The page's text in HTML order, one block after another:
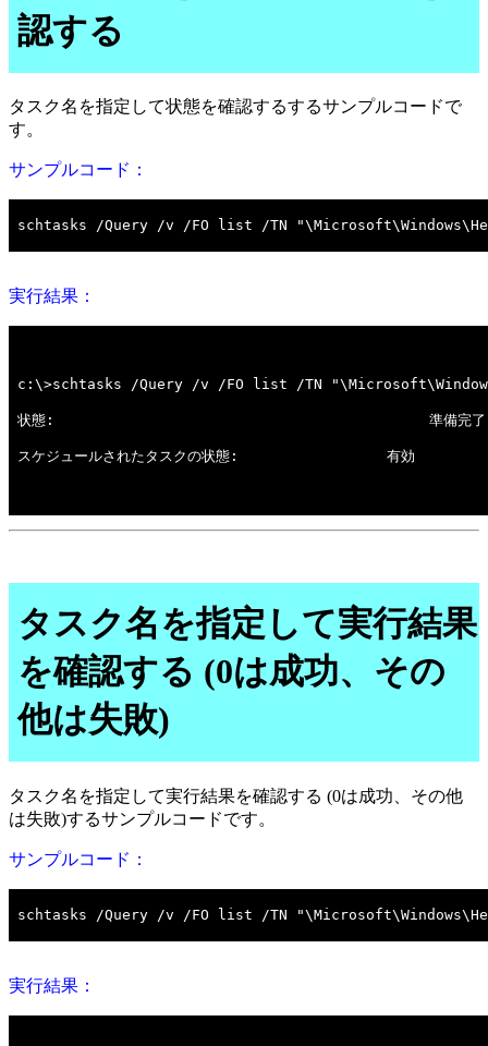
認する
タスク名を指定して状態を確認するするサンプルコードで
す。
サンプルコード：
実行結果：
タスク名を指定して実行結果
を確認する (0は成功、その
他は失敗)
タスク名を指定して実行結果を確認する (0は成功、その他
は失敗)するサンプルコードです。
サンプルコード：
実行結果：